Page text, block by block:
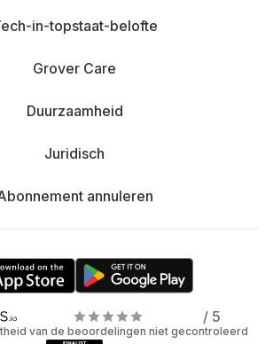
in-topstaat-belofte
Grover Care
Duurzaamheid
Juridisch
annuleren
/ 5
van de beoordelingen niet gecontroleerd